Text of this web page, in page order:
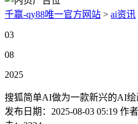
千赢-qy88唯一官方网站 > ai资讯
03
08
2025
搜狐简单AI做为一款新兴的AI绘
发布日期： 2025-08-03 05:19 作者